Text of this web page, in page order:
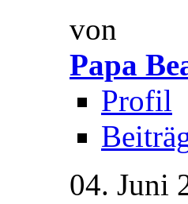
von
Papa
Profil
04. Juni